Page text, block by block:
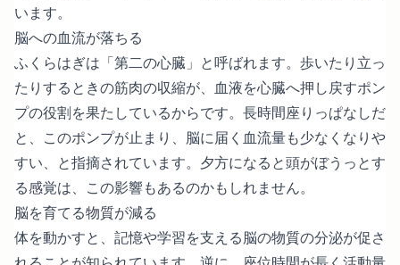
います。
脳への血流が落ちる
ふくらはぎは「第二の心臓」と呼ばれます。歩いたり立っ
たりするときの筋肉の収縮が、血液を心臓へ押し戻すポン
プの役割を果たしているからです。長時間座りっぱなしだ
と、このポンプが止まり、脳に届く血流量も少なくなりや
すい、と指摘されています。夕方になると頭がぼうっとす
る感覚は、この影響もあるのかもしれません。
脳を育てる物質が減る
体を動かすと、記憶や学習を支える脳の物質の分泌が促さ